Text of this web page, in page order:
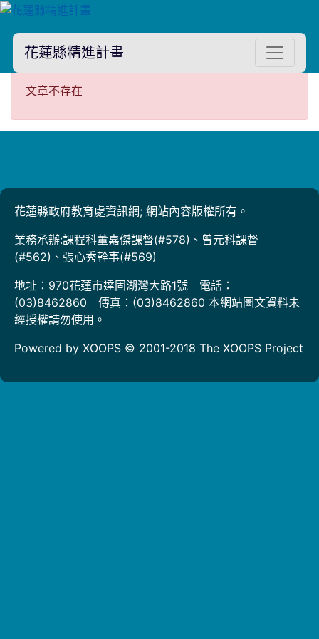
花蓮縣精進計畫
文章不存在
文章不存在
花蓮縣政府教育處資訊網; 網站內容版權所有。
業務承辦:課程科董嘉傑課督(#578)、曾元科課督
(#562)、張心秀幹事(#569)
地址：970花蓮市達固湖灣大路1號 電話：
(03)8462860 傳真：(03)8462860 本網站圖文資料未
經授權請勿使用。
Powered by XOOPS © 2001-2018 The XOOPS Project